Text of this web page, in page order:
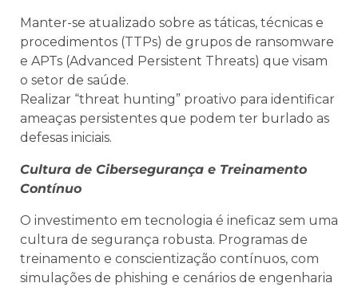
Manter-se atualizado sobre as táticas, técnicas e
procedimentos (TTPs) de grupos de ransomware
e APTs (Advanced Persistent Threats) que visam
o setor de saúde.
Realizar “threat hunting” proativo para identificar
ameaças persistentes que podem ter burlado as
defesas iniciais.
Cultura de Cibersegurança e Treinamento
Contínuo
O investimento em tecnologia é ineficaz sem uma
cultura de segurança robusta. Programas de
treinamento e conscientização contínuos, com
simulações de phishing e cenários de engenharia